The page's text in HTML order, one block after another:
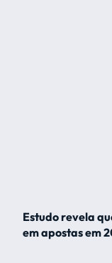
Estudo revela
em apostas em